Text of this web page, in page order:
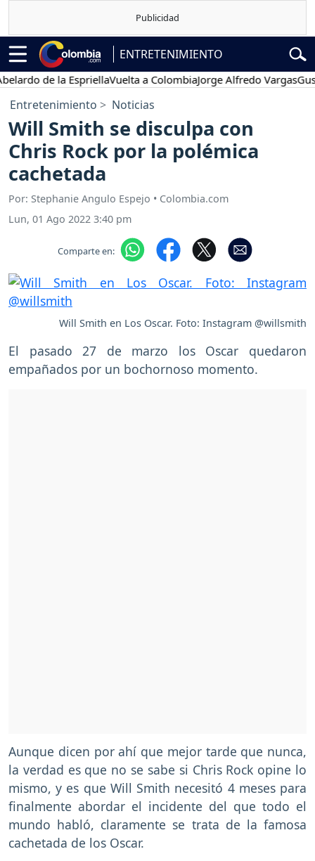
ENTRETENIMIENTO
de la EspriellaVuelta a ColombiaJorge Alfredo VargasGustavo
Entretenimiento Noticias
Will Smith se disculpa con
Chris Rock por la polémica
cachetada
Por: Stephanie Angulo Espejo • Colombia.com
Lun, 01 Ago 2022 3:40 pm
Comparte en:
Will Smith en Los Oscar. Foto: Instagram @willsmith
El pasado 27 de marzo los Oscar quedaron
empañados por un bochornoso momento.
Aunque dicen por ahí que mejor tarde que nunca,
la verdad es que no se sabe si Chris Rock opine lo
mismo, y es que Will Smith necesitó 4 meses para
finalmente abordar el incidente del que todo el
mundo habló, claramente se trata de la famosa
cachetada de los Oscar.